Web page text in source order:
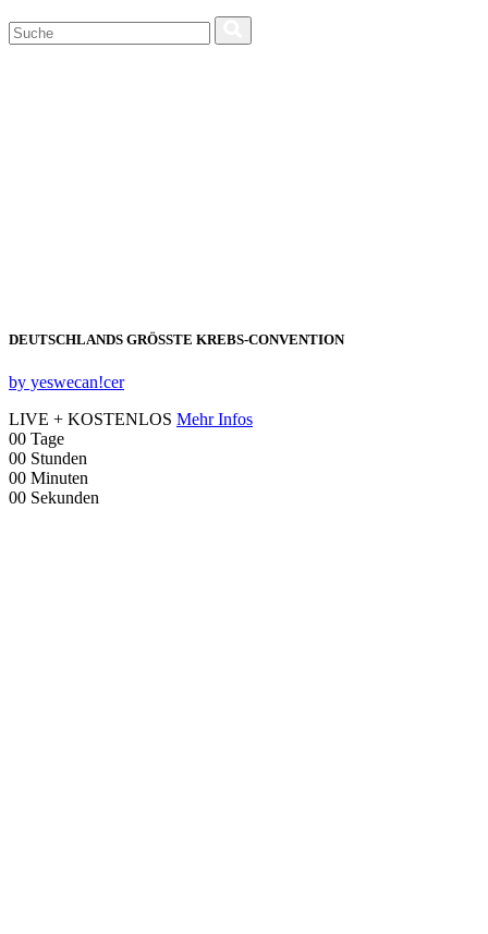
DEUTSCHLANDS GRÖSSTE KREBS‑CONVENTION
by yeswecan!cer
LIVE + KOSTENLOS Mehr Infos
00 Tage
00 Stunden
00 Minuten
00 Sekunden